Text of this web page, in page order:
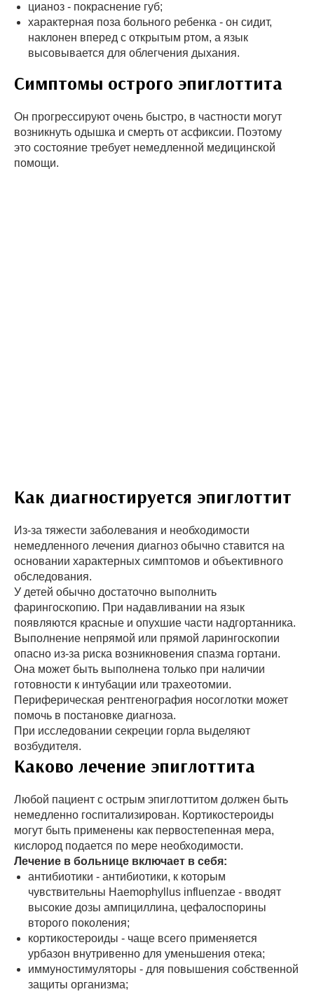
цианоз - покраснение губ;
характерная поза больного ребенка - он сидит,
наклонен вперед с открытым ртом, а язык
высовывается для облегчения дыхания.
Симптомы острого эпиглоттита
Он прогрессируют очень быстро, в частности могут
возникнуть одышка и смерть от асфиксии. Поэтому
это состояние требует немедленной медицинской
помощи.
Как диагностируется эпиглоттит
Из-за тяжести заболевания и необходимости
немедленного лечения диагноз обычно ставится на
основании характерных симптомов и объективного
обследования.
У детей обычно достаточно выполнить
фарингоскопию. При надавливании на язык
появляются красные и опухшие части надгортанника.
Выполнение непрямой или прямой ларингоскопии
опасно из-за риска возникновения спазма гортани.
Она может быть выполнена только при наличии
готовности к интубации или трахеотомии.
Периферическая рентгенография носоглотки может
помочь в постановке диагноза.
При исследовании секреции горла выделяют
возбудителя.
Каково лечение эпиглоттита
Любой пациент с острым эпиглоттитом должен быть
немедленно госпитализирован. Кортикостероиды
могут быть применены как первостепенная мера,
кислород подается по мере необходимости.
Лечение в больнице включает в себя:
антибиотики - антибиотики, к которым
чувствительны Haemophyllus influenzae - вводят
высокие дозы ампициллина, цефалоспорины
второго поколения;
кортикостероиды - чаще всего применяется
урбазон внутривенно для уменьшения отека;
иммуностимуляторы - для повышения собственной
защиты организма;